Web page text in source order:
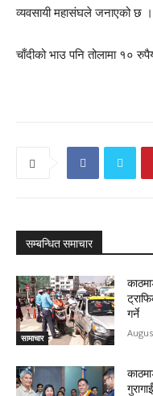
व्यवसायी महासंघले जनाएको छ ।
चाँदीको भाउ पनि तोलामा १०
सम्बन्धित समाचार
सामाचार
गर्ने